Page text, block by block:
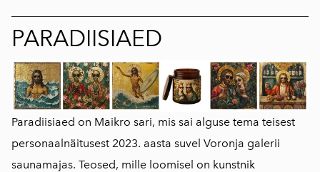
PARADIISIAED
Paradiisiaed on Maikro sari, mis sai alguse tema teisest
personaalnäitusest 2023. aasta suvel Voronja galerii
saunamajas. Teosed, mille loomisel on kunstnik